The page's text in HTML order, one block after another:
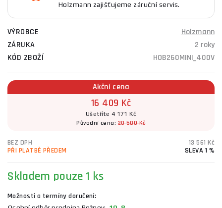
Holzmann zajišťujeme záruční servis.
VÝROBCE
Holzmann
ZÁRUKA
2 roky
KÓD ZBOŽÍ
HOB260MINI_400V
Akční cena
16 409 Kč
Ušetříte 4 171 Kč
Původní cena:20 580 Kč
BEZ DPH
13 561 Kč
PŘI PLATBĚ PŘEDEM
SLEVA 1 %
Skladem pouze 1 ks
Možnosti a termíny doručení: